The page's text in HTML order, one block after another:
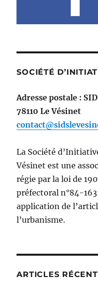
SOCIÉTÉ
Adresse postale :
78110 Le Vésinet
La Société
Vésinet est une
régie par la loi de
préfectoral n°84-
application de
l’urbanisme.
ARTICLES